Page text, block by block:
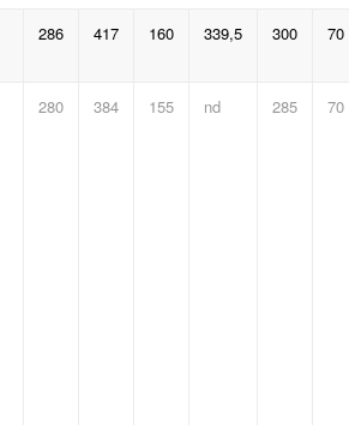
286 417 160 339,5 300 70
280 384 155 nd 285 70